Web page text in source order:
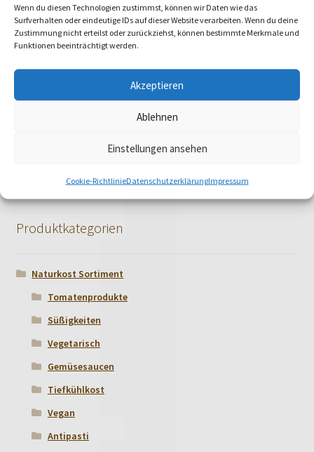
Wenn du diesen Technologien zustimmst, können wir Daten wie das
Surfverhalten oder eindeutige IDs auf dieser Website verarbeiten. Wenn du deine
Zustimmung nicht erteilst oder zurückziehst, können bestimmte Merkmale und
Funktionen beeinträchtigt werden.
Akzeptieren
Ablehnen
Einstellungen ansehen
Cookie-RichtlinieDatenschutzerklärungImpressum
Produktkategorien
Naturkost Sortiment
Tomatenprodukte
Süßigkeiten
Vegetarisch
Gemüsesaucen
Tiefkühlkost
Vegan
Antipasti